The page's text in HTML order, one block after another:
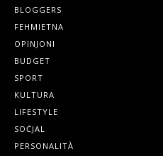
BLOGGERS
FEHMIETNA
OPINJONI
BUDGET
SPORT
KULTURA
LIFESTYLE
SOĊJAL
PERSONALITÀ